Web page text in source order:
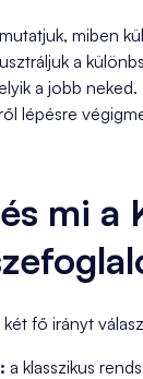
miben
a
a jobb
lépésre
mi a
két fő irányt
a klasszikus